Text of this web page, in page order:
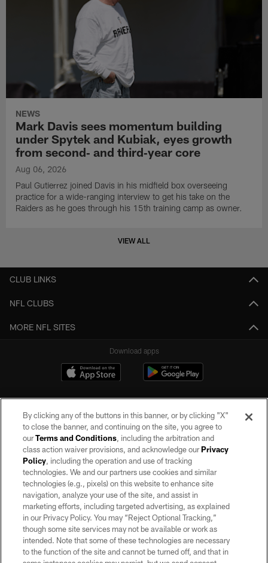
NEWS
Mark Davis sees momentum building
under Spytek and Kubiak, eyes growth
from second‑ and third‑year core
Aug 06, 2026
Paul Gutierrez joined Davis in his midfield box overseeing
practice for a wide-ranging interview to get his take on the
Raiders as he goes through his 15th training camp as owner.
VIEW ALL
CLUB LINKS
NFL CLUBS
MORE NFL SITES
Download apps
©2026 by the Las Vegas Raiders. All rights reserved. No portion of this site
may be reproduced without the express written permission of the Las Vegas
Raiders.
PRIVACY POLICY
TERMS OF SERVICE
ACCESSIBILITY
AD CHOICES
By clicking any of the buttons in this banner, or by clicking "X"
to close the banner, and continuing on the site, you agree to
ourTerms and Conditions, including the arbitration and
class action waiver provisions, and acknowledge ourPrivacy
Policy, including the operation and use of tracking
technologies. We and our partners use cookies and similar
technologies (e.g., pixels) on this website to enhance site
navigation, analyze your use of the site, and assist in
marketing efforts, including targeted advertising, as explained
in our Privacy Policy. You may “Reject Optional Tracking,”
though some site services may not be available or work as
intended. Note that some of these technologies are necessary
to the function of the site and cannot be turned off, and that in